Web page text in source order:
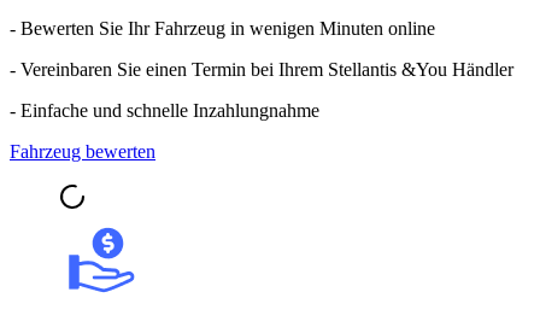
- Bewerten Sie Ihr Fahrzeug in wenigen Minuten online
- Vereinbaren Sie einen Termin bei Ihrem Stellantis &You Händler
- Einfache und schnelle Inzahlungnahme
Fahrzeug bewerten